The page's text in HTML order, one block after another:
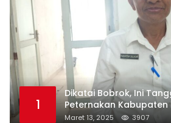
1
Dikatai Bobrok, Ini
Peternakan Kabupaten
Maret 13, 2025 3907